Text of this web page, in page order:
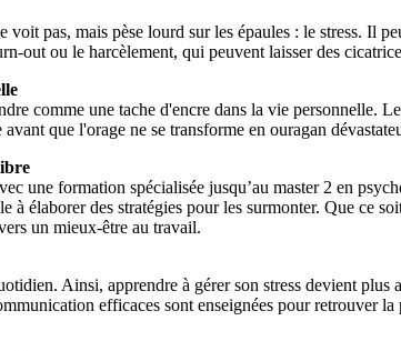
voit pas, mais pèse lourd sur les épaules : le stress. Il
out ou le harcèlement, qui peuvent laisser des
comme une tache d'encre dans la vie personnelle.
que l'orage ne se transforme en ouragan
une formation spécialisée jusqu’au master 2 en
élaborer des stratégies pour les surmonter. Que ce
un mieux-être au travail.
Ainsi, apprendre à gérer son stress devient
efficaces sont enseignées pour retrouver